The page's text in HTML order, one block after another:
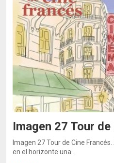
Imagen 27 Tour
Imagen 27 Tour de Cine
en el horizonte una…